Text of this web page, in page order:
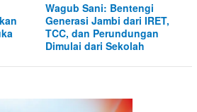
Wagub Sani: Bentengi
Generasi Jambi dari IRET,
TCC, dan Perundungan
Dimulai dari Sekolah